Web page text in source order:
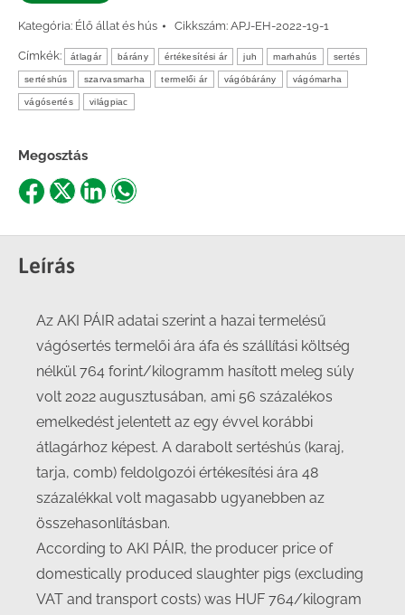
Kategória: Élő állat és hús Cikkszám: APJ-EH-2022-19-1
Címkék: átlagár bárány értékesítési ár juh marhahús sertés
sertéshús szarvasmarha termelői ár vágóbárány vágómarha
vágósertés világpiac
Megosztás
Share
Facebook
Share
X
ShareShare
Leírás
Az AKI PÁIR adatai szerint a hazai termelésű
vágósertés termelői ára áfa és szállítási költség
nélkül 764 forint/kilogramm hasított meleg súly
volt 2022 augusztusában, ami 56 százalékos
emelkedést jelentett az egy évvel korábbi
átlagárhoz képest. A darabolt sertéshús (karaj,
tarja, comb) feldolgozói értékesítési ára 48
százalékkal volt magasabb ugyanebben az
összehasonlításban.
According to AKI PÁIR, the producer price of
domestically produced slaughter pigs (excluding
VAT and transport costs) was HUF 764/kilogram